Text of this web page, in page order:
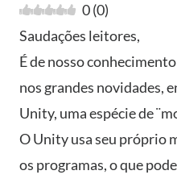
0(0)
Saudações leitores,
É de nosso
nos grandes novidades,
Unity, uma espécie de
O Unity usa seu próprio
os programas, o que